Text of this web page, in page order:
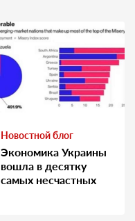
Новостной блог
Экономика Украины
вошла в десятку
самых несчастных